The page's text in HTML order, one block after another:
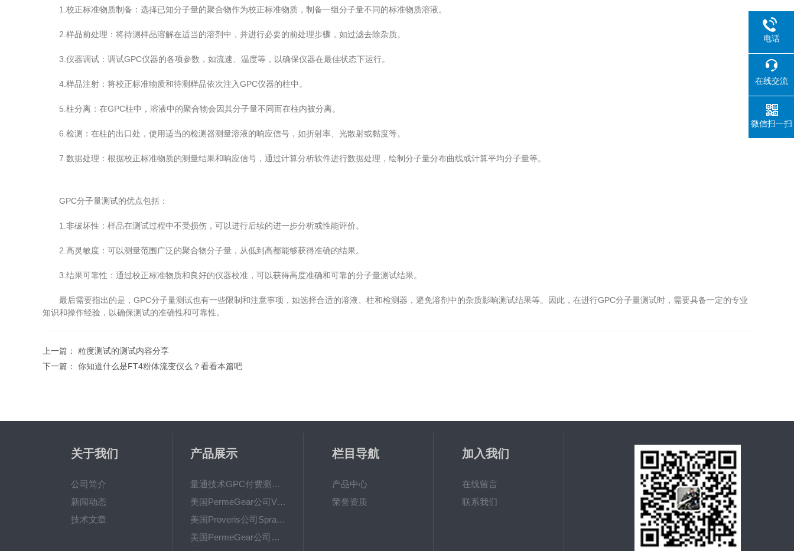
1.校正标准物质制备：选择已知分子量的聚合物作为校正标准物质，制备一组分子量不同的标准物质溶液。
2.样品前处理：将待测样品溶解在适当的溶剂中，并进行必要的前处理步骤，如过滤去除杂质。
3.仪器调试：调试GPC仪器的各项参数，如流速、温度等，以确保仪器在最佳状态下运行。
4.样品注射：将校正标准物质和待测样品依次注入GPC仪器的柱中。
5.柱分离：在GPC柱中，溶液中的聚合物会因其分子量不同而在柱内被分离。
6.检测：在柱的出口处，使用适当的检测器测量溶液的响应信号，如折射率、光散射或黏度等。
7.数据处理：根据校正标准物质的测量结果和响应信号，通过计算分析软件进行数据处理，绘制分子量分布曲线或计算平均分子量等。
GPC分子量测试的优点包括：
1.非破坏性：样品在测试过程中不受损伤，可以进行后续的进一步分析或性能评价。
2.高灵敏度：可以测量范围广泛的聚合物分子量，从低到高都能够获得准确的结果。
3.结果可靠性：通过校正标准物质和良好的仪器校准，可以获得高度准确和可靠的分子量测试结果。
最后需要指出的是，GPC分子量测试也有一些限制和注意事项，如选择合适的溶液、柱和检测器，避免溶剂中的杂质影响测试结果等。因此，在进行GPC分子量测试时，需要具备一定的专业
知识和操作经验，以确保测试的准确性和可靠性。
上一篇： 粒度测试的测试内容分享
下一篇： 你知道什么是FT4粉体流变仪么？看看本篇吧
关于我们
公司简介
新闻动态
技术文章
产品展示
量通技术GPC付费测试服务/分子量测试
美国PermeGear公司V系列垂直型透皮扩散仪
美国Proveris公司SprayVIEW喷雾模式和喷雾形态分析仪
美国PermeGear公司H系列水平式透皮扩散仪
栏目导航
产品中心
荣誉资质
加入我们
在线留言
联系我们
电话
在线交流
微信扫一扫